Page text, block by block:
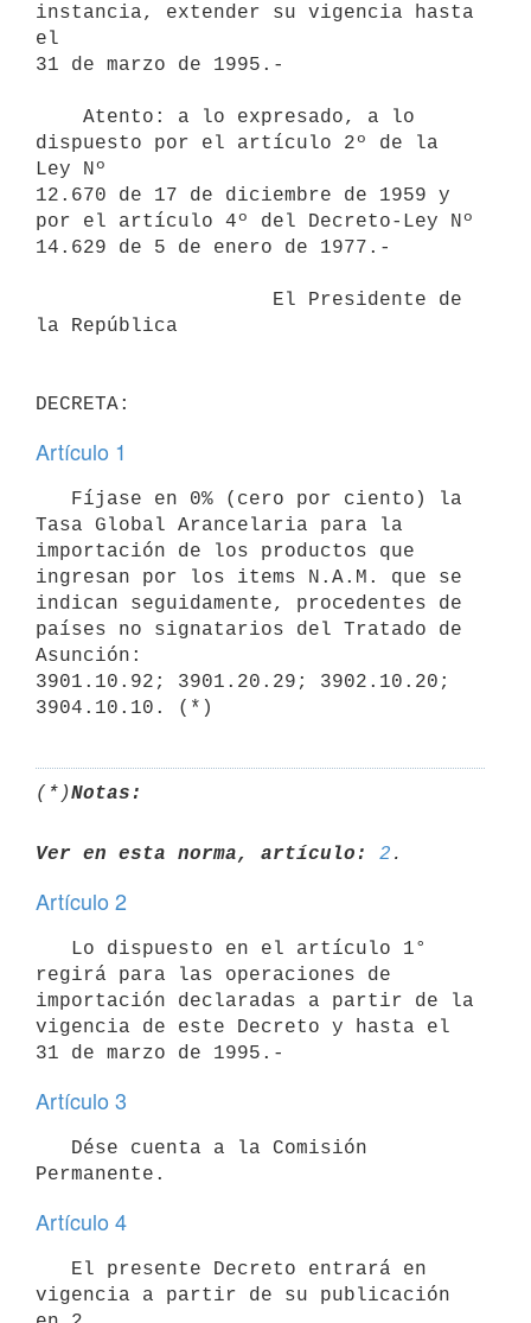
instancia, extender su vigencia hasta
el
31 de marzo de 1995.-
dispuesto por el artículo 2º de la
Ley Nº
12.670 de 17 de diciembre de 1959 y
por el artículo 4º del Decreto-Ley Nº
14.629 de 5 de enero de 1977.-
la República
Artículo 1
Tasa Global Arancelaria para la
importación de los productos que
ingresan por los items N.A.M. que se
indican seguidamente, procedentes de
países no signatarios del Tratado de
Asunción:
3901.10.92; 3901.20.29; 3902.10.20;
(*)Notas:
Ver en esta norma, artículo: 2
Artículo 2
regirá para las operaciones de
importación declaradas a partir de la
vigencia de este Decreto y hasta el
Artículo 3
Artículo 4
vigencia a partir de su publicación